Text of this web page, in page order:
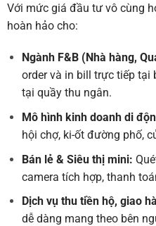
Với mức giá đầu tư vô cùng
hoàn hảo cho:
Ngành F&B (Nhà hàng,
order và in bill trực tiếp tại
tại quầy thu ngân.
Mô hình kinh doanh di
hội chợ, ki-ốt đường phố,
Bán lẻ & Siêu thị mini:
camera tích hợp, thanh
Dịch vụ thu tiền hộ, giao
dễ dàng mang theo bên